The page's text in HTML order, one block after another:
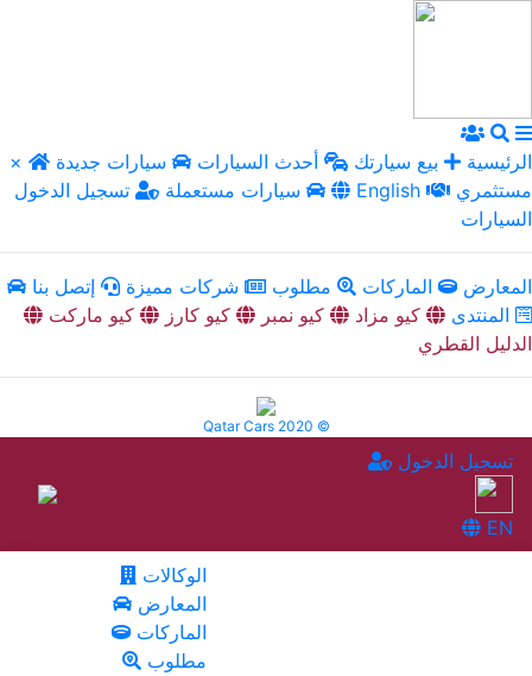
× الرئيسية بيع سيارتك أحدث السيارات
سيارات جديدة
سيارات مستعملة
تسجيل الدخول English
السيارات
المعارض الماركات مطلوب شركات مميزة
إتصل بنا
المنتدى
كيو مزاد كيو نمبر كيو كارز
كيو ماركت
الدليل القطري
Qatar Cars 2020 ©
تسجيل الدخول
EN
الوكالات
المعارض
الماركات
مطلوب